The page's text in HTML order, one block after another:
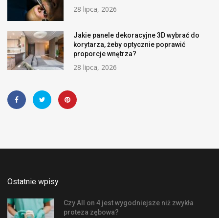
28 lipca, 2026
Jakie panele dekoracyjne 3D wybrać do
korytarza, żeby optycznie poprawić
proporcje wnętrza?
28 lipca, 2026
Ostatnie wpisy
Czy All on 4 jest wygodniejsze niż zwykła
proteza zębowa?